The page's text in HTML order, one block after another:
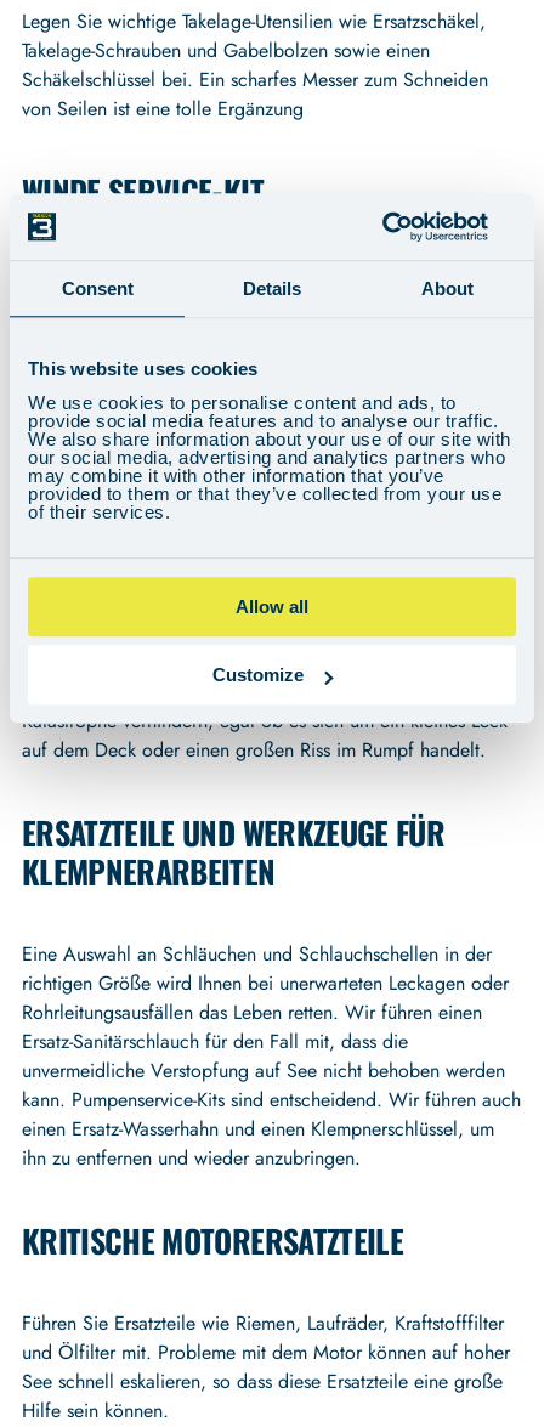
Consent Details About
This website uses cookies
We use cookies to personalise content and ads, to
provide social media features and to analyse our traffic.
We also share information about your use of our site with
our social media, advertising and analytics partners who
may combine it with other information that you’ve
provided to them or that they’ve collected from your use
of their services.
Allow all
Customize
Legen Sie wichtige Takelage-Utensilien wie Ersatzschäkel,
Takelage-Schrauben und Gabelbolzen sowie einen
Schäkelschlüssel bei. Ein scharfes Messer zum Schneiden
von Seilen ist eine tolle Ergänzung
WINDE SERVICE-KIT
Marinefett, Leichtöl und eine Zahnbürste. Wir drucken und
Bausatz bei.
DICHTSTOFFE UND KLEBSTOFFE FÜR DIE
SCHIFFFAHRT
Hochwertige Schiffsversiegelung und Epoxidharz sind für
wasserdichte Reparaturen unerlässlich. Die richtige
Versiegelung und das richtige Unterwasserharz können eine
Katastrophe verhindern, egal ob es sich um ein kleines Leck
auf dem Deck oder einen großen Riss im Rumpf handelt.
ERSATZTEILE UND WERKZEUGE FÜR
KLEMPNERARBEITEN
Eine Auswahl an Schläuchen und Schlauchschellen in der
richtigen Größe wird Ihnen bei unerwarteten Leckagen oder
Rohrleitungsausfällen das Leben retten. Wir führen einen
Ersatz-Sanitärschlauch für den Fall mit, dass die
unvermeidliche Verstopfung auf See nicht behoben werden
kann. Pumpenservice-Kits sind entscheidend. Wir führen auch
einen Ersatz-Wasserhahn und einen Klempnerschlüssel, um
ihn zu entfernen und wieder anzubringen.
KRITISCHE MOTORERSATZTEILE
Führen Sie Ersatzteile wie Riemen, Laufräder, Kraftstofffilter
und Ölfilter mit. Probleme mit dem Motor können auf hoher
See schnell eskalieren, so dass diese Ersatzteile eine große
Hilfe sein können.